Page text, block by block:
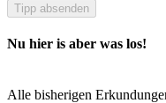
Tipp absenden
Nu hier is aber was los!
Alle bisherigen